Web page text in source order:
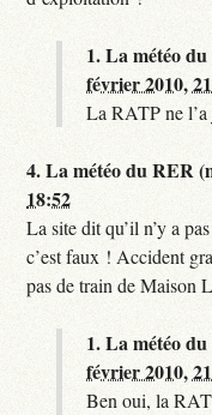
1.La météo
février 2010,
La RATP ne
4.La météo du RER
18:52
La site dit qu’il n’y a
c’est faux ! Accident
pas de train de Maison
1.La météo
février 2010,
Ben oui, la